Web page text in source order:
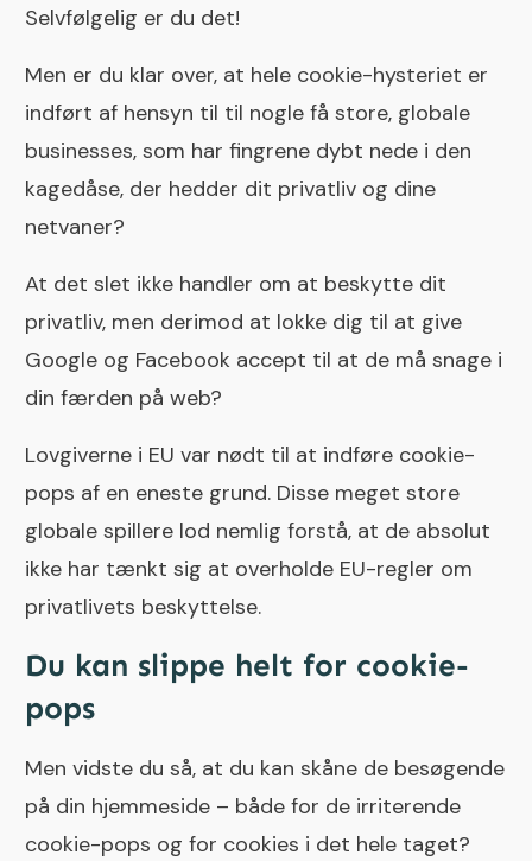
Selvfølgelig er du det!
Men er du klar over, at hele cookie-hysteriet er
indført af hensyn til til nogle få store, globale
businesses, som har fingrene dybt nede i den
kagedåse, der hedder dit privatliv og dine
netvaner?
At det slet ikke handler om at beskytte dit
privatliv, men derimod at lokke dig til at give
Google og Facebook accept til at de må snage i
din færden på web?
Lovgiverne i EU var nødt til at indføre cookie-
pops af en eneste grund. Disse meget store
globale spillere lod nemlig forstå, at de absolut
ikke har tænkt sig at overholde EU-regler om
privatlivets beskyttelse.
Du kan slippe helt for cookie-
pops
Men vidste du så, at du kan skåne de besøgende
på din hjemmeside – både for de irriterende
cookie-pops og for cookies i det hele taget?